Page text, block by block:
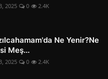
2025 0 2.4K
Ne Yenir?Ne
Meş...
2025 0 2.4K